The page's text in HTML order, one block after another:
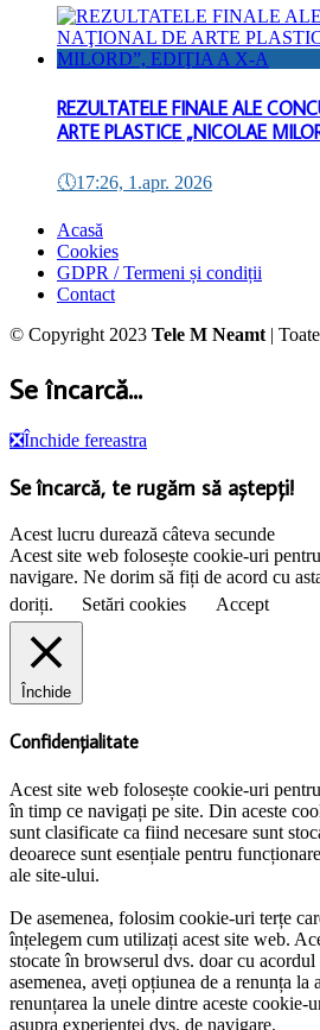
REZULTATELE FINALE ALE
ARTE PLASTICE „NICOLAE
🕔17:26, 1.apr. 2026
Acasă
Cookies
GDPR / Termeni și condiții
Contact
© Copyright 2023 Tele M Neamt |
Se încarcă...
❎Închide fereastra
Se încarcă, te rugăm să aștepți!
Acest lucru durează câteva secunde
Acest site web folosește cookie-uri
navigare. Ne dorim să fiți de acord cu
doriți.
Setări cookies Accept
Închide
Confidențialitate
Acest site web folosește cookie-uri
în timp ce navigați pe site. Din aceste
sunt clasificate ca fiind necesare sunt
deoarece sunt esențiale pentru
ale site-ului.
De asemenea, folosim cookie-uri terțe
înțelegem cum utilizați acest site web.
stocate în browserul dvs. doar cu
asemenea, aveți opțiunea de a renunța la
renunțarea la unele dintre aceste cookie-
asupra experienței dvs. de navigare.